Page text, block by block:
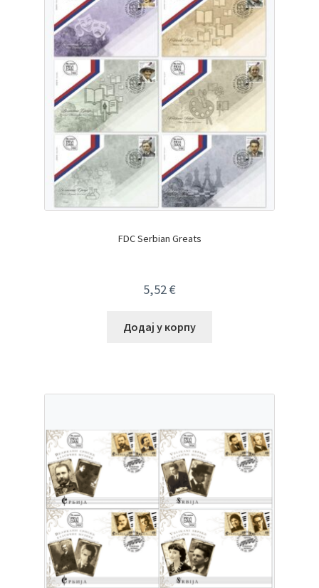
FDC Serbian Greats
5,52€
Додај у корпу